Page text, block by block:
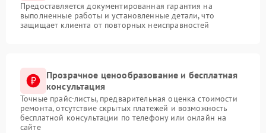
Предоставляется документированная гарантия на
выполненные работы и установленные детали, что
защищает клиента от повторных неисправностей
Прозрачное ценообразование и бесплатная
консультация
Точные прайс-листы, предварительная оценка стоимости
ремонта, отсутствие скрытых платежей и возможность
бесплатной консультации по телефону или онлайн на
сайте